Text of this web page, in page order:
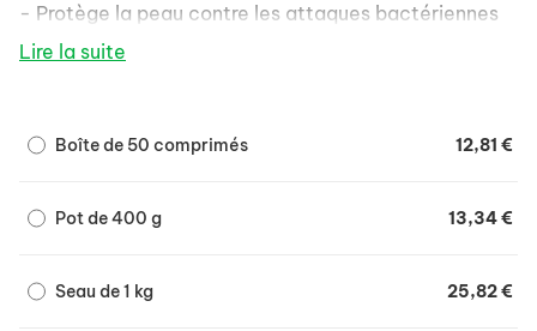
- Protège la peau contre les attaques bactériennes
et parasitaires.
Lire la suite
Boîte de 50 comprimés 12,81 €
Pot de 400 g 13,34 €
Seau de 1 kg 25,82 €